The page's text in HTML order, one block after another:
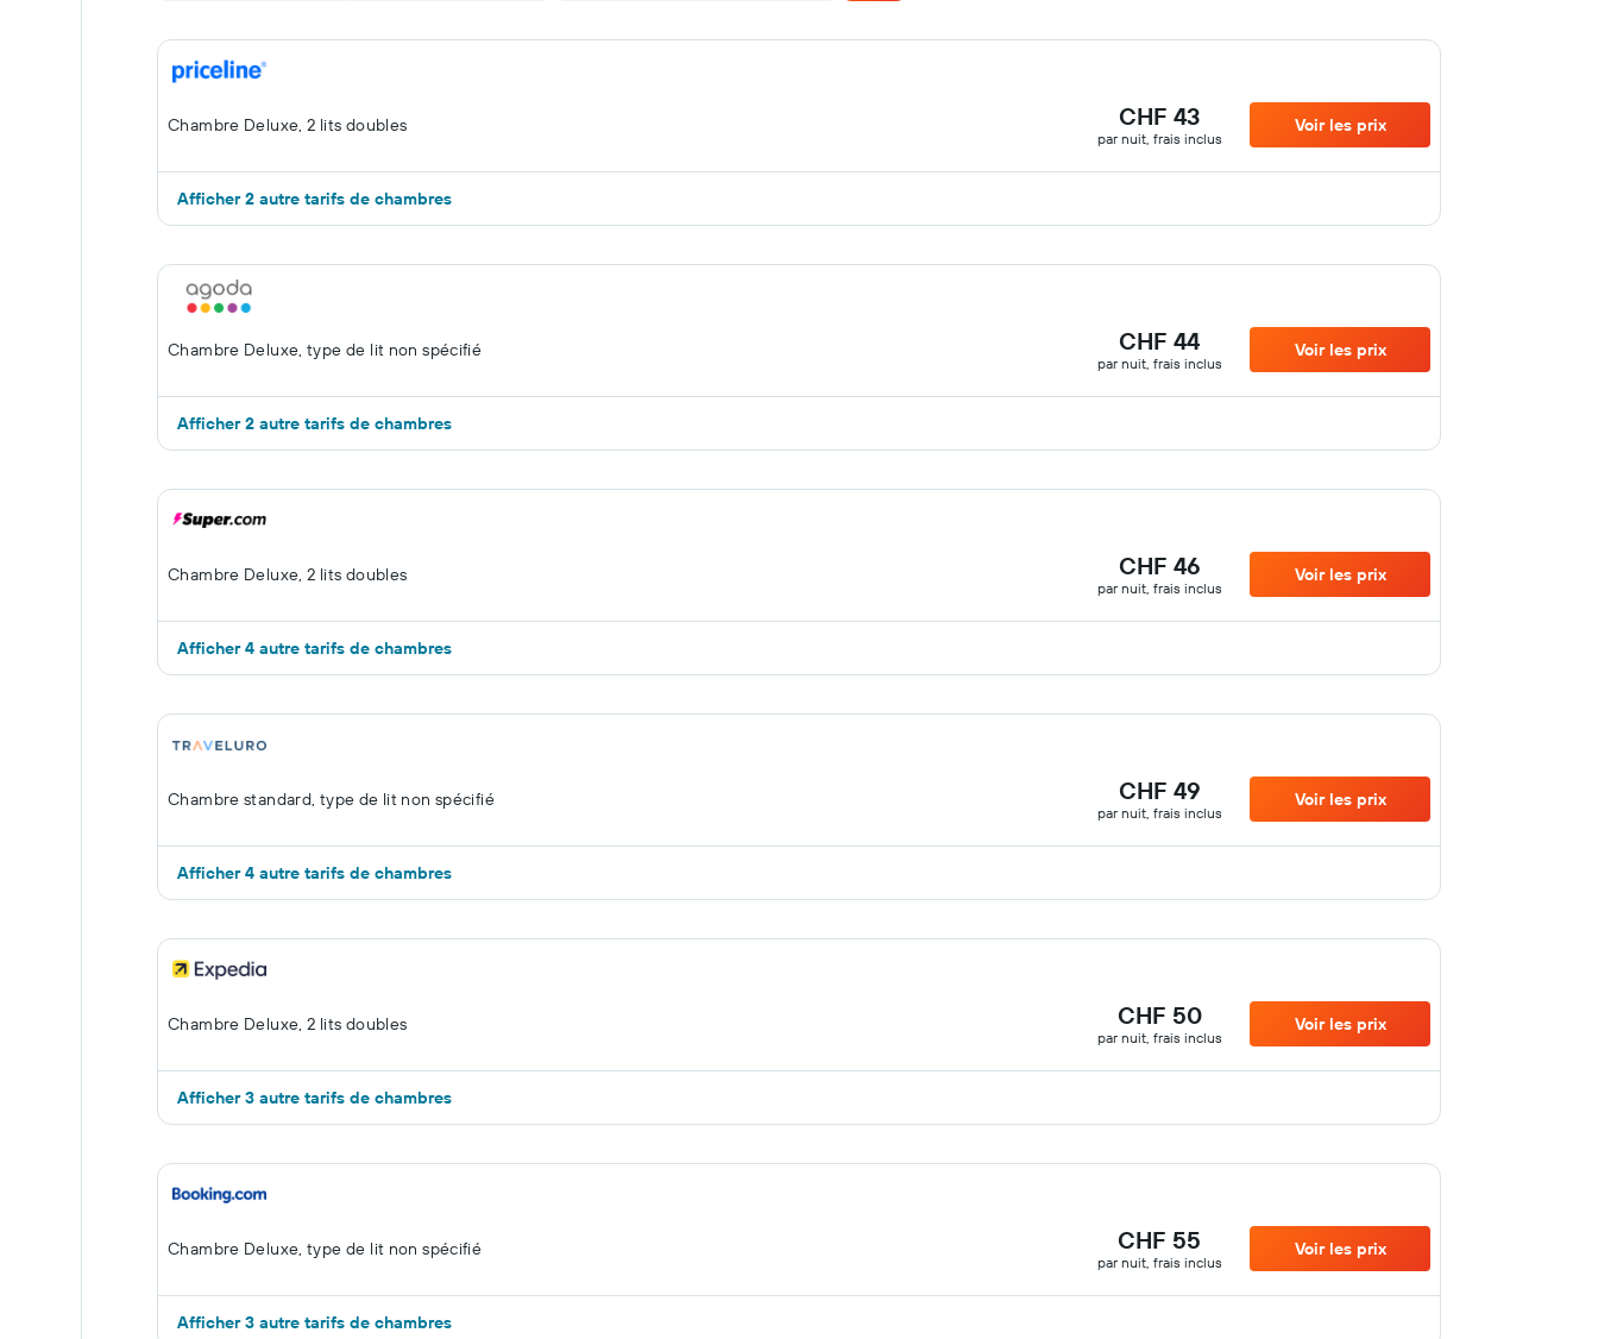
Chambre Deluxe, 2 lits doubles CHF 43
par nuit, frais inclus
Voir les prix
Afficher 2 autre tarifs de chambres
Chambre Deluxe, type de lit non spécifié CHF 44
par nuit, frais inclus
Voir les prix
Afficher 2 autre tarifs de chambres
Chambre Deluxe, 2 lits doubles CHF 46
par nuit, frais inclus
Voir les prix
Afficher 4 autre tarifs de chambres
Chambre standard, type de lit non spécifié CHF 49
par nuit, frais inclus
Voir les prix
Afficher 4 autre tarifs de chambres
Chambre Deluxe, 2 lits doubles CHF 50
par nuit, frais inclus
Voir les prix
Afficher 3 autre tarifs de chambres
Chambre Deluxe, type de lit non spécifié CHF 55
par nuit, frais inclus
Voir les prix
Afficher 3 autre tarifs de chambres